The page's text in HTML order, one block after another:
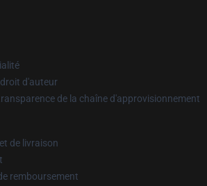
d'auteur
de la chaîne d'approvisionnement
de livraison
remboursement